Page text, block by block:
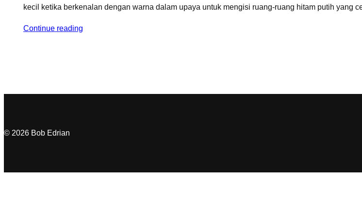
kecil ketika berkenalan dengan warna dalam upaya untuk mengisi ruang-ruang hitam putih yang
Continue reading
© 2026 Bob Edrian